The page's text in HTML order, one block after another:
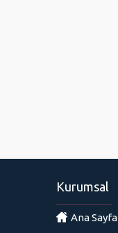
Kurumsal
Ana Sayfa